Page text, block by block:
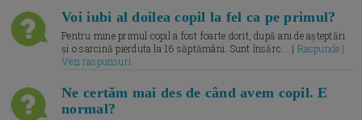
Voi iubi al doilea copil la fel ca pe primul?
Pentru mine primul copil a fost foarte dorit, după ani de așteptări
și o sarcină pierduta la 16 săptămâni. Sunt însărc... | Raspunde |
Vezi raspunsuri
Ne certăm mai des de când avem copil. E
normal?